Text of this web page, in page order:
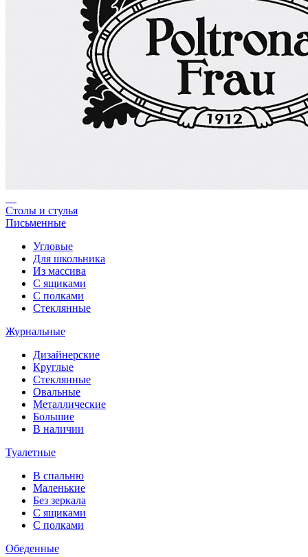
Столы и стулья
Письменные
Угловые
Для школьника
Из массива
С ящиками
С полками
Стеклянные
Журнальные
Дизайнерские
Круглые
Стеклянные
Овальные
Металлические
Большие
В наличии
Туалетные
В спальню
Маленькие
Без зеркала
С ящиками
С полками
Обеденные